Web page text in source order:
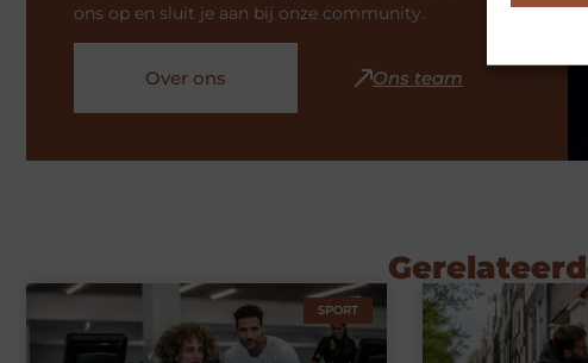
ons op en sluit je aan bij onze community.
Over ons Ons team
SPORT